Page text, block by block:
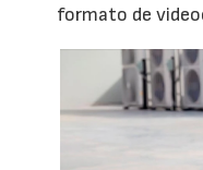
formato de